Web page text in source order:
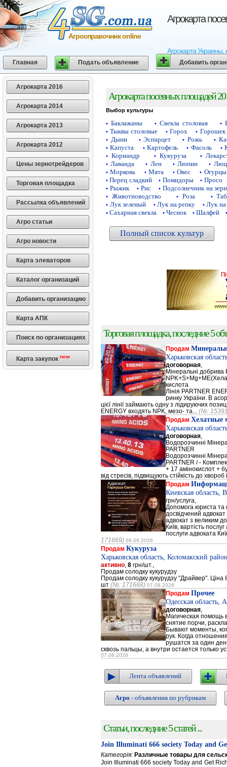
Агрокарта
Агрокарта
Агросправочник online
Главная Подать объявление Добавить
Агрокарта 2016
Агрокарта 2014
Агрокарта 2013
Агрокарта 2012
Цены зернотрейдеров
Торговая площадка
Рассылка объявлений
Агро статьи
Агро новости
Карта элеваторов
Каталог организаций
Добавить организацию
Карта АПК
Поиск по организациях
Карта закупок new
Агрокарта посевных площадей
Выбор культуры
• Баклажаны • Свекла столовая •
• Тыквы столовые • Горох • Горошек
• Дыни • Эспарцет • Рожь •
• Капуста • Картофель • Фасоль •
• Кориандр • Кукуруза •
• Лаванда • Лен • Люпин •
• Морковь • Мята • Овес • Огурцы
• Перец сладкий • Помидоры • Просо
• Рыжик • Рис • Подсолнечник на
• Животноводство • Роза •
• Лук зеленый • Лук на репку • Лук на
• Сахарная свекла • Чеснок • Шалфей •
Полный список культур
Торговая площадка, последние 5
Продам
Харьковская
договорная
Мінеральні добрива
кислота
Лінія PARTNER
ринку України. В
цієї лінії займають одну з лідируючих
ENERGY входять NPK, мезо- та... (№:
Продам Хелатные
Харьковская
договорная
Водорозчинні
PARTNER
Водорозчинні
PARTNER / -
+ 17 амінокислот +
від стресів, підвищують стійкість до хвороб
Продам
Киевская область,
грн/услуга,
Допомога юриста та
досвідчений
адвокат з великим
Київ, вартість
послуги адвоката
171669) 08.08.2026
Продам Кукуруза
Харьковская область, Коломакский
активно 8 грн/шт.,
Продам солодку кукурудзу
Продам солодку кукурудзу "Драйвер". Ціна
шт (№: 171668) 07.08.2026
Продам Прочее
Одесская область,
договорная
Магическая помощь
снятие порчи,
Бывают моменты,
рук. Когда
рушатся за один
сквозь пальцы, а внутри остается только
07.08.2026
Лента объявлений
Агро - объявления по рубрикам
Статьи, последние 5 статей ...
Join Illuminati 666 society Today and
Категорія: Различные товары для
Join Illuminati 666 society Today and Get